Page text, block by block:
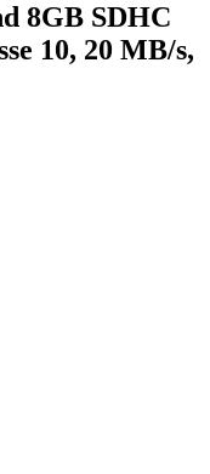
8GB SDHC
10, 20 MB/s,